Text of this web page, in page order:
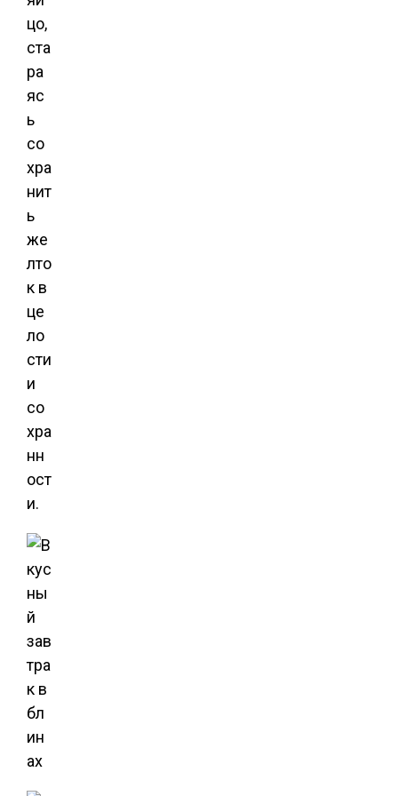
цо,
ста
ра
яс
ь
со
хра
нит
ь
же
лто
к в
це
ло
сти
и
со
хра
нн
ост
и.